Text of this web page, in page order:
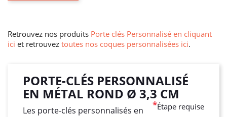
Retrouvez nos produits Porte clés Personnalisé en cliquant
ici et retrouvez toutes nos coques personnalisées ici.
PORTE-CLÉS PERSONNALISÉ
EN MÉTAL ROND Ø 3,3 CM
*Étape requise
Les porte-clés personnalisés en